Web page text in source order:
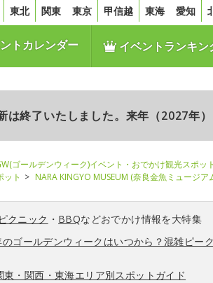
東北 関東 東京 甲信越 東海 愛知
トカレンダー イベントランキン
は終了いたしました。来年（2027年
ゴールデンウィーク)イベント・おでかけ観光スポット
ット
NARA KINGYO MUSEUM (奈良金魚ミュージア
ピクニック ・ BBQなどおでかけ情報を大特集
のゴールデンウィークはいつから？混雑ピー
・関西・東海エリア別スポットガイド